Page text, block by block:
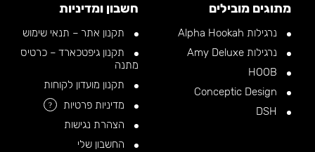
מתוגים מובילים
נרגילות Alpha Hookah
נרגילות Amy Deluxe
חשבון ומדיניות
תקנון אתר – תנאי שימוש
תקנון גיפטכארד – כרטיס
מתנה
תקנון מועדון לקוחות
מדיניות פרטיות
?
הצהרת נגישות
החשבון שלי